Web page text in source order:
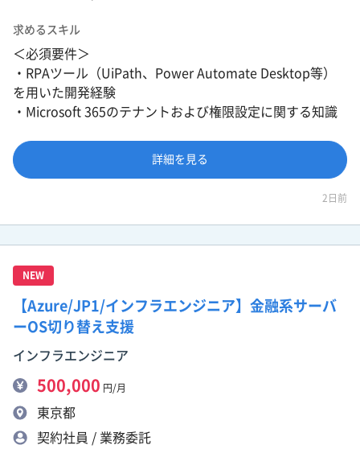
求めるスキル
＜必須要件＞
・RPAツール（UiPath、Power Automate Desktop等）
を用いた開発経験
・Microsoft 365のテナントおよび権限設定に関する知識
詳細を見る
2日前
NEW
【Azure/JP1/インフラエンジニア】金融系サーバ
ーOS切り替え支援
インフラエンジニア
500,000 円/月
東京都
契約社員 / 業務委託